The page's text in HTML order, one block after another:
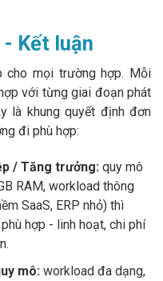
Kết luận
cho mọi trường hợp. Mỗi
với từng giai đoạn phát
là khung quyết định đơn
đi phù hợp:
/ Tăng trưởng: quy mô
RAM, workload thông
SaaS, ERP nhỏ) thì
hợp - linh hoạt, chi phí
mô: workload đa dạng,